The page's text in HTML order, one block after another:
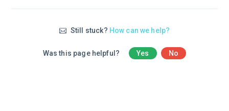
Still stuck? How can we help?
Was this page helpful? Yes No